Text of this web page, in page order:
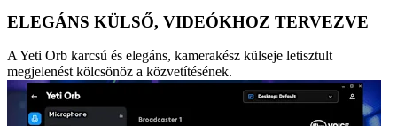
ELEGÁNS KÜLSŐ, VIDEÓKHOZ TERVEZVE
A Yeti Orb karcsú és elegáns, kamerakész külseje letisztult
megjelenést kölcsönöz a közvetítésének.